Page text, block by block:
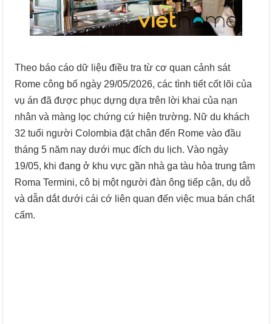
Theo báo cáo dữ liệu điều tra từ cơ quan cảnh sát
Rome công bố ngày 29/05/2026, các tình tiết cốt lõi của
vụ án đã được phục dựng dựa trên lời khai của nạn
nhân và màng lọc chứng cứ hiện trường. Nữ du khách
32 tuổi người Colombia đặt chân đến Rome vào đầu
tháng 5 năm nay dưới mục đích du lịch. Vào ngày
19/05, khi đang ở khu vực gần nhà ga tàu hỏa trung tâm
Roma Termini, cô bị một người đàn ông tiếp cận, dụ dỗ
và dẫn dắt dưới cái cớ liên quan đến việc mua bán chất
cấm.